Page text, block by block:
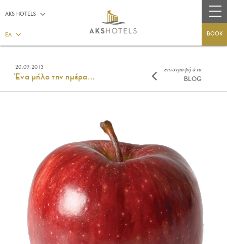
BOOK
AKS HOTELS
ΕΛ
20.09.2013
Ένα μήλο την ημέρα…
επιστροφή στο
BLOG